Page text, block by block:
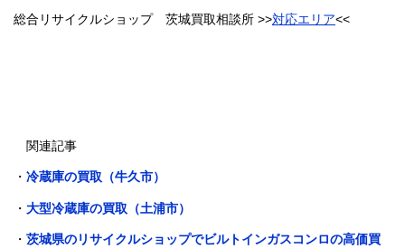
総合リサイクルショップ 茨城買取相談所 >>対応エリア<<
関連記事
・ 冷蔵庫の買取（牛久市）
・ 大型冷蔵庫の買取（土浦市）
・ 茨城県のリサイクルショップでビルトインガスコンロの高価買